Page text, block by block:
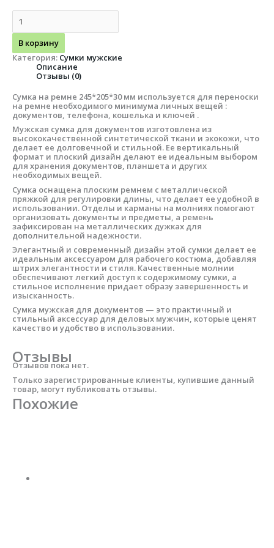
В корзину
Категория: Сумки мужские
Описание
Отзывы (0)
Сумка на ремне 245*205*30 мм используется для переноски
на ремне необходимого минимума личных вещей :
документов, телефона, кошелька и ключей .
Мужская сумка для документов изготовлена из
высококачественной синтетической ткани и экокожи, что
делает ее долговечной и стильной. Ее вертикальный
формат и плоский дизайн делают ее идеальным выбором
для хранения документов, планшета и других
необходимых вещей.
Сумка оснащена плоским ремнем с металлической
пряжкой для регулировки длины, что делает ее удобной в
использовании. Отделы и карманы на молниях помогают
организовать документы и предметы, а ремень
зафиксирован на металлических дужках для
дополнительной надежности.
Элегантный и современный дизайн этой сумки делает ее
идеальным аксессуаром для рабочего костюма, добавляя
штрих элегантности и стиля. Качественные молнии
обеспечивают легкий доступ к содержимому сумки, а
стильное исполнение придает образу завершенность и
изысканность.
Сумка мужская для документов — это практичный и
стильный аксессуар для деловых мужчин, которые ценят
качество и удобство в использовании.
Отзывы
Отзывов пока нет.
Только зарегистрированные клиенты, купившие данный
товар, могут публиковать отзывы.
Похожие